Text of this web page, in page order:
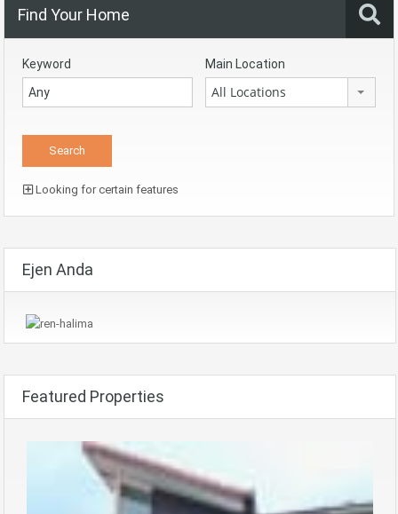
Find Your Home
Keyword Main Location
All Locations
Looking for certain features
Ejen Anda
Featured Properties